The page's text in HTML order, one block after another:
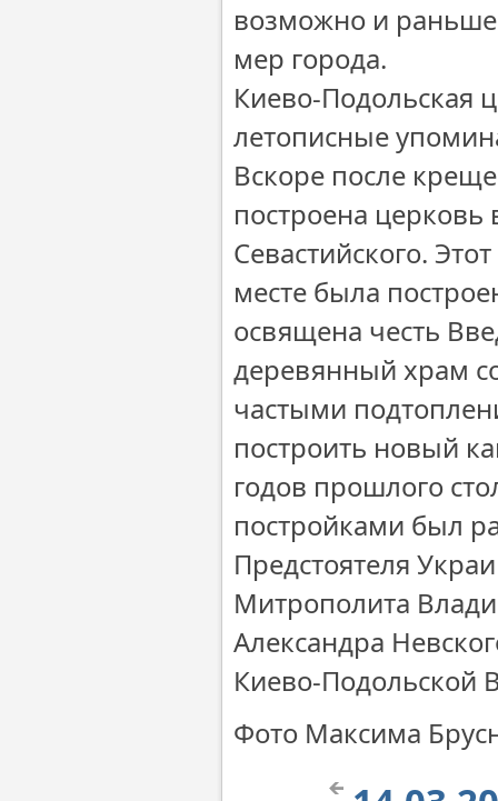
возможно и
мер города.
Киево-Подольская
летописные
Вскоре после
построена
Севастийского.
месте была
освящена честь
деревянный храм
частыми
построить новый
годов прошлого
постройками был
Предстоятеля
Митрополита
Александра
Киево-Подольской
Фото Максима